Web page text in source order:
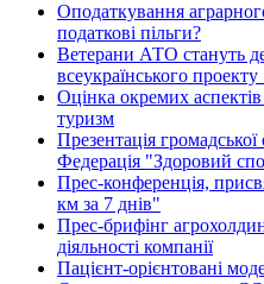
Оподаткування
податкові пільги?
Ветерани АТО стануть
всеукраїнського
Оцінка окремих
туризм
Презентація громадської
Федерація "Здоровий
Прес-конференція,
км за 7 днів"
Прес-брифінг
діяльності компанії
Пацієнт-орієнтовані